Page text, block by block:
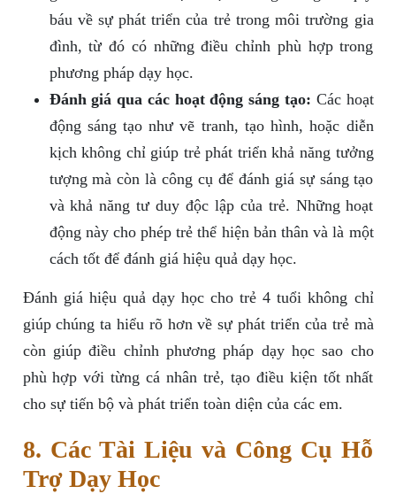
báu về sự phát triển của trẻ trong môi trường gia
đình, từ đó có những điều chỉnh phù hợp trong
phương pháp dạy học.
Đánh giá qua các hoạt động sáng tạo: Các hoạt
động sáng tạo như vẽ tranh, tạo hình, hoặc diễn
kịch không chỉ giúp trẻ phát triển khả năng tưởng
tượng mà còn là công cụ để đánh giá sự sáng tạo
và khả năng tư duy độc lập của trẻ. Những hoạt
động này cho phép trẻ thể hiện bản thân và là một
cách tốt để đánh giá hiệu quả dạy học.
Đánh giá hiệu quả dạy học cho trẻ 4 tuổi không chỉ
giúp chúng ta hiểu rõ hơn về sự phát triển của trẻ mà
còn giúp điều chỉnh phương pháp dạy học sao cho
phù hợp với từng cá nhân trẻ, tạo điều kiện tốt nhất
cho sự tiến bộ và phát triển toàn diện của các em.
8. Các Tài Liệu và Công Cụ Hỗ
Trợ Dạy Học